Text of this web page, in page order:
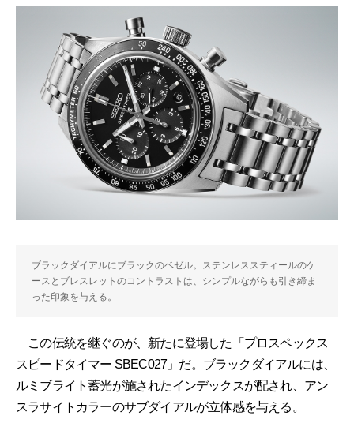
ブラックダイアルにブラックのベゼル。ステンレススティールのケ
ースとブレスレットのコントラストは、シンプルながらも引き締ま
った印象を与える。
この伝統を継ぐのが、新たに登場した「プロスペックス
スピードタイマー SBEC027」だ。ブラックダイアルには、
ルミブライト蓄光が施されたインデックスが配され、アン
スラサイトカラーのサブダイアルが立体感を与える。